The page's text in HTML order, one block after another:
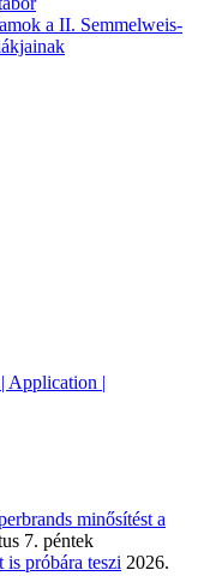
a II. Semmelweis-
Application |
minősítést a
7. péntek
is próbára teszi 2026.